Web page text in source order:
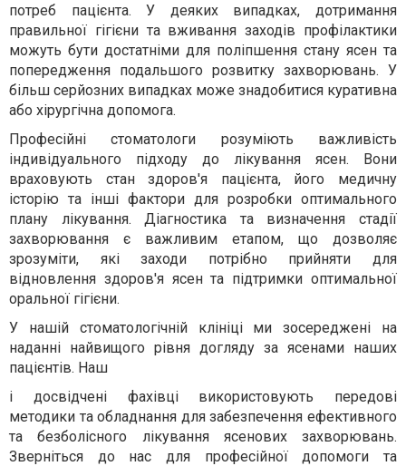
потреб пацієнта. У деяких випадках, дотримання
правильної гігієни та вживання заходів профілактики
можуть бути достатніми для поліпшення стану ясен та
попередження подальшого розвитку захворювань. У
більш серйозних випадках може знадобитися куративна
або хірургічна допомога.
Професійні стоматологи розуміють важливість
індивідуального підходу до лікування ясен. Вони
враховують стан здоров'я пацієнта, його медичну
історію та інші фактори для розробки оптимального
плану лікування. Діагностика та визначення стадії
захворювання є важливим етапом, що дозволяє
зрозуміти, які заходи потрібно прийняти для
відновлення здоров'я ясен та підтримки оптимальної
оральної гігієни.
У нашій стоматологічній клініці ми зосереджені на
наданні найвищого рівня догляду за ясенами наших
пацієнтів. Наш
і досвідчені фахівці використовують передові
методики та обладнання для забезпечення ефективного
та безболісного лікування ясенових захворювань.
Зверніться до нас для професійної допомоги та